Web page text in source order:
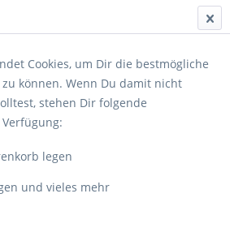
Profibälle
fluo gelb
Cookies, um Dir die bestmögliche
können. Wenn Du damit nicht
stehen Dir folgende
legen
und vieles mehr